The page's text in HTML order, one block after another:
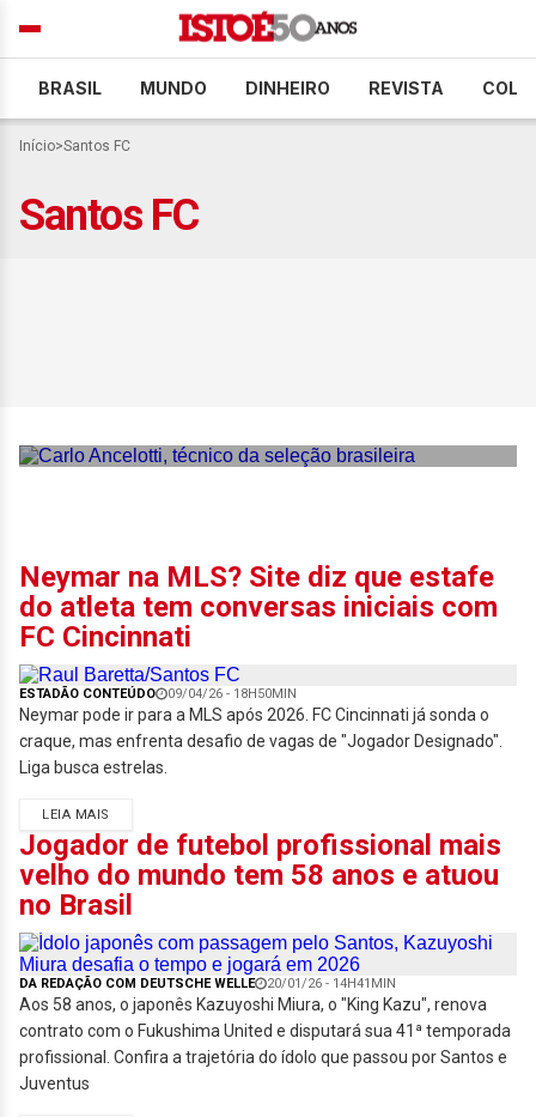
BRASIL MUNDO DINHEIRO REVISTA
Início>Santos FC
Santos FC
Neymar na MLS? Site diz que estafe
do atleta tem conversas iniciais com
FC Cincinnati
ESTADÃO CONTEÚDO 09/04/26 - 18H50MIN
Neymar pode ir para a MLS após 2026. FC Cincinnati já sonda o
craque, mas enfrenta desafio de vagas de "Jogador Designado".
Liga busca estrelas.
LEIA MAIS
Jogador de futebol profissional mais
velho do mundo tem 58 anos e atuou
no Brasil
DA REDAÇÃO COM DEUTSCHE WELLE 20/01/26 - 14H41MIN
Aos 58 anos, o japonês Kazuyoshi Miura, o "King Kazu", renova
contrato com o Fukushima United e disputará sua 41ª temporada
profissional. Confira a trajetória do ídolo que passou por Santos e
Juventus